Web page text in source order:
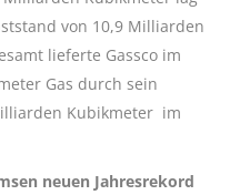
von 10,9 Milliarden
lieferte Gassco im
Gas durch sein
Kubikmeter im
neuen Jahresrekord